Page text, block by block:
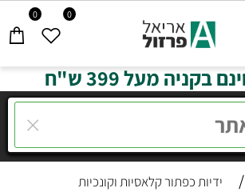
0 0
בקניה מעל 399 ש"ח
/ ידיות כפתור קלאסיות וקונכיות